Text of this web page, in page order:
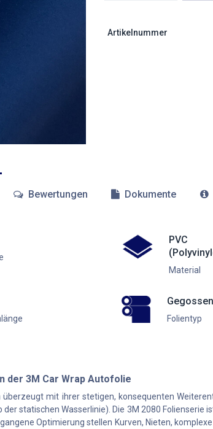
Artikelnummer
Bewertungen Dokumente
PVC
Material
Folientyp
der 3M Car Wrap Autofolie
mit ihrer stetigen, konsequenten
statischen Wasserlinie). Die 3M 2080 Folienserie
Optimierung stellen Kurven, Nieten,